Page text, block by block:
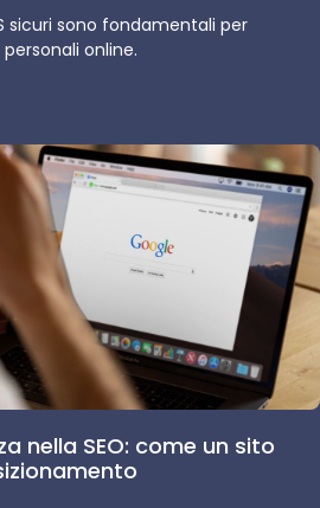
sicuri sono fondamentali per
online.
nella SEO: come un sito